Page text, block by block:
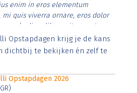
enim in eros elementum
mi quis viverra ornare, eros dolor
diam libero vitae erat.
et justo cursus id rutrum lorem
vitae risus tristique posuere.
Opstapdagen krijg je de kans
dichtbij te bekijken én zelf te
Opstapdagen 2026